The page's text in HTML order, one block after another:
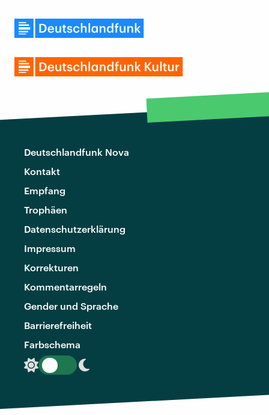
Deutschlandfunk Nova
Kontakt
Empfang
Trophäen
Datenschutzerklärung
Impressum
Korrekturen
Kommentarregeln
Gender und Sprache
Barrierefreiheit
Farbschema